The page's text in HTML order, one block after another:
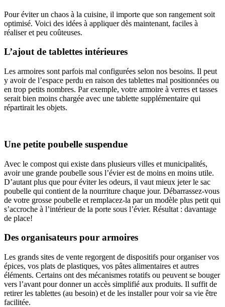
Pour éviter un chaos à la cuisine, il importe que son rangement soit
optimisé. Voici des idées à appliquer dès maintenant, faciles à
réaliser et peu coûteuses.
L’ajout de tablettes intérieures
Les armoires sont parfois mal configurées selon nos besoins. Il peut
y avoir de l’espace perdu en raison des tablettes mal positionnées ou
en trop petits nombres. Par exemple, votre armoire à verres et tasses
serait bien moins chargée avec une tablette supplémentaire qui
répartirait les objets.
Une petite poubelle suspendue
Avec le compost qui existe dans plusieurs villes et municipalités,
avoir une grande poubelle sous l’évier est de moins en moins utile.
D’autant plus que pour éviter les odeurs, il vaut mieux jeter le sac
poubelle qui contient de la nourriture chaque jour. Débarrassez-vous
de votre grosse poubelle et remplacez-la par un modèle plus petit qui
s’accroche à l’intérieur de la porte sous l’évier. Résultat : davantage
de place!
Des organisateurs pour armoires
Les grands sites de vente regorgent de dispositifs pour organiser vos
épices, vos plats de plastiques, vos pâtes alimentaires et autres
éléments. Certains ont des mécanismes rotatifs ou peuvent se bouger
vers l’avant pour donner un accès simplifié aux produits. Il suffit de
retirer les tablettes (au besoin) et de les installer pour voir sa vie être
facilitée.